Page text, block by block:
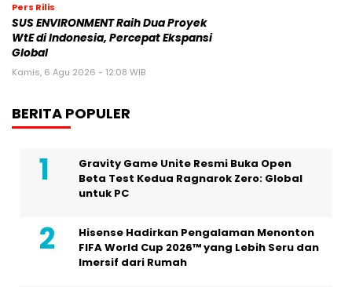
Pers Rilis
SUS ENVIRONMENT Raih Dua Proyek
WtE di Indonesia, Percepat Ekspansi
Global
Kamis, 6 Agu 2026 - 12:08 WIB
BERITA POPULER
Gravity Game Unite Resmi Buka Open
Beta Test Kedua Ragnarok Zero: Global
untuk PC
Hisense Hadirkan Pengalaman Menonton
FIFA World Cup 2026™ yang Lebih Seru dan
Imersif dari Rumah